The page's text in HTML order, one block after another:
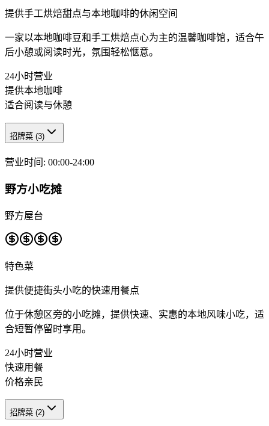
提供手工烘焙甜点与本地咖啡的休闲空间
一家以本地咖啡豆和手工烘焙点心为主的温馨咖啡馆，适合午
后小憩或阅读时光，氛围轻松惬意。
24小时营业
提供本地咖啡
适合阅读与休憩
招牌菜 (3)
营业时间 : 00:00-24:00
野方小吃摊
野方屋台
特色菜
提供便捷街头小吃的快速用餐点
位于休憩区旁的小吃摊，提供快速、实惠的本地风味小吃，适
合短暂停留时享用。
24小时营业
快速用餐
价格亲民
招牌菜 (2)